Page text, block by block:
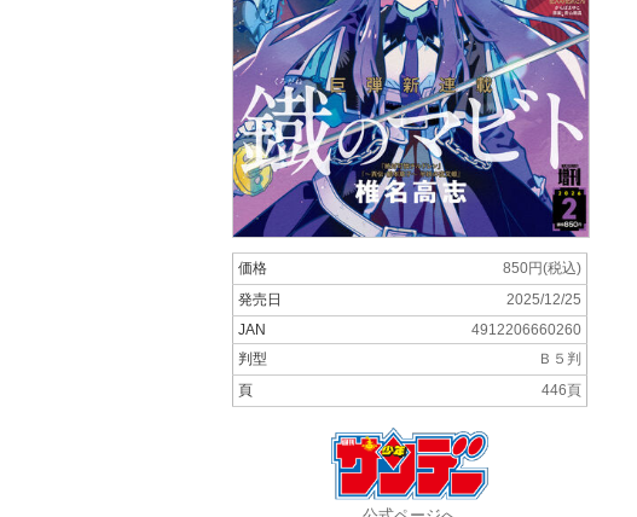
価格
850円(税込)
発売日
2025/12/25
JAN
4912206660260
判型
Ｂ５判
頁
446頁